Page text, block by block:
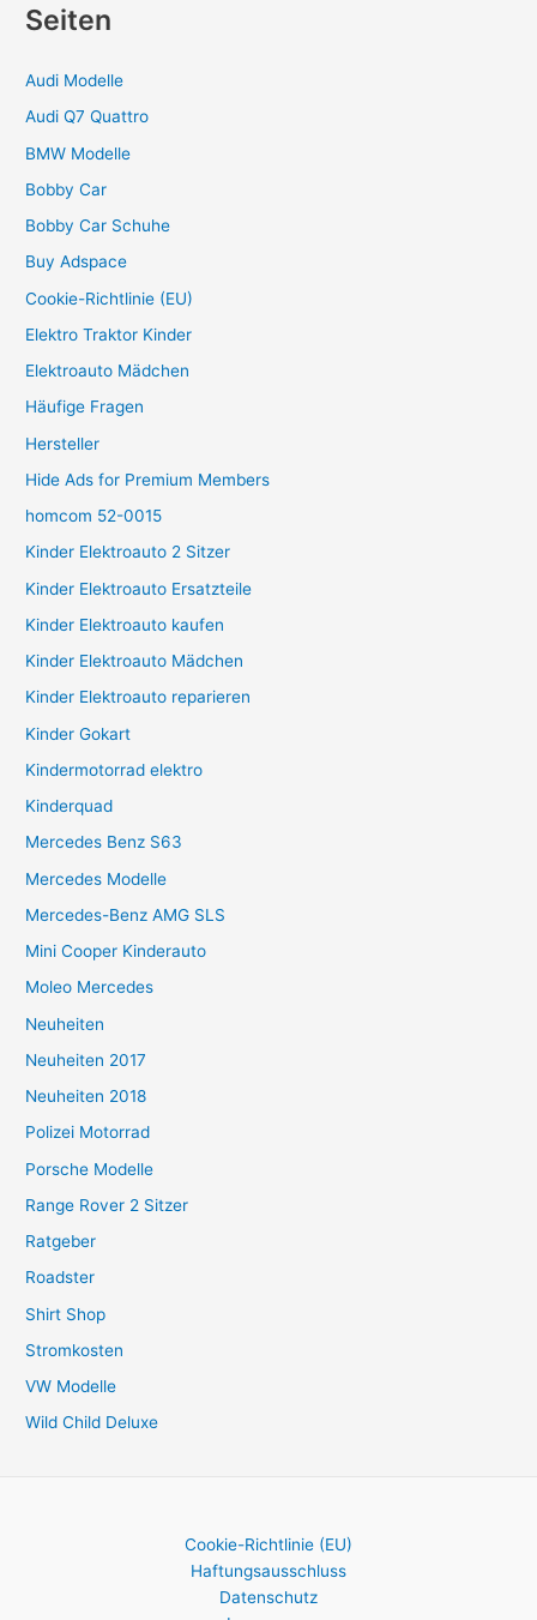
Seiten
Audi Modelle
Audi Q7 Quattro
BMW Modelle
Bobby Car
Bobby Car Schuhe
Buy Adspace
Cookie-Richtlinie (EU)
Elektro Traktor Kinder
Elektroauto Mädchen
Häufige Fragen
Hersteller
Hide Ads for Premium Members
homcom 52-0015
Kinder Elektroauto 2 Sitzer
Kinder Elektroauto Ersatzteile
Kinder Elektroauto kaufen
Kinder Elektroauto Mädchen
Kinder Elektroauto reparieren
Kinder Gokart
Kindermotorrad elektro
Kinderquad
Mercedes Benz S63
Mercedes Modelle
Mercedes-Benz AMG SLS
Mini Cooper Kinderauto
Moleo Mercedes
Neuheiten
Neuheiten 2017
Neuheiten 2018
Polizei Motorrad
Porsche Modelle
Range Rover 2 Sitzer
Ratgeber
Roadster
Shirt Shop
Stromkosten
VW Modelle
Wild Child Deluxe
Cookie-Richtlinie (EU)
Haftungsausschluss
Datenschutz